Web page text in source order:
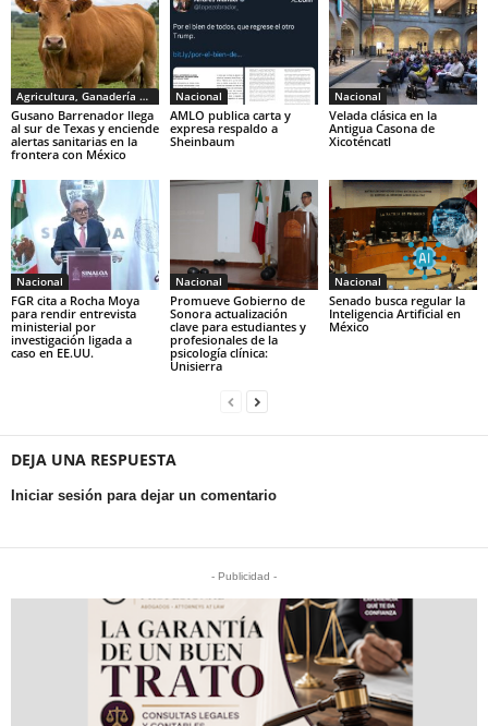
Agricultura, Ganadería y Pesca
Gusano Barrenador llega
al sur de Texas y enciende
alertas sanitarias en la
frontera con México
Nacional
AMLO publica carta y
expresa respaldo a
Sheinbaum
Nacional
Velada clásica en la
Antigua Casona de
Xicoténcatl
Nacional
FGR cita a Rocha Moya
para rendir entrevista
ministerial por
investigación ligada a
caso en EE.UU.
Nacional
Promueve Gobierno de
Sonora actualización
clave para estudiantes y
profesionales de la
psicología clínica:
Unisierra
Nacional
Senado busca regular la
Inteligencia Artificial en
México
DEJA UNA RESPUESTA
Iniciar sesión para dejar un comentario
- Publicidad -